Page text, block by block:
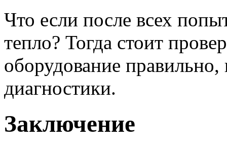
Что если после всех
тепло? Тогда стоит
оборудование правильно,
диагностики.
Заключение